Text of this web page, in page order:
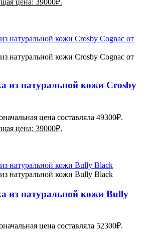
из натуральной кожи Crosby
цена составляла 49300₽.
цена: 39000₽.
из натуральной кожи Bully
цена составляла 52300₽.